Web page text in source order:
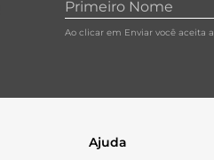
Ao clicar em Enviar você aceita a
Ajuda